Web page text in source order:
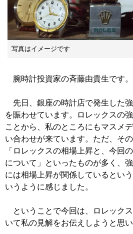
写真はイメージです
腕時計投資家の斉藤由貴生です。
先日、銀座の時計店で発生した
を賑わせています。ロレックスの
ことから、私のところにもマスメ
い合わせが来ています。ただ、そ
「ロレックスの相場上昇と、今回
について」といったものが多く、
には相場上昇が関係しているとい
いうように感じました。
ということで今回は、ロレック
いて私の見解をお伝えしようと思い